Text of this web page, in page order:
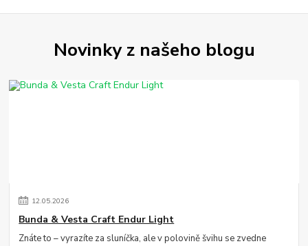
Novinky z našeho blogu
12.05.2026
Bunda & Vesta Craft Endur Light
Znáte to – vyrazíte za sluníčka, ale v polovině švihu se zvedne